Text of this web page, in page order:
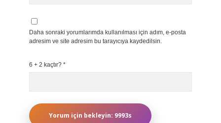
Daha sonraki yorumlarımda kullanılması için adım, e-posta
adresim ve site adresim bu tarayıcıya kaydedilsin.
6 + 2 kaçtır? *